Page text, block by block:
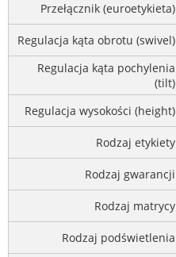
Przełącznik (euroetykieta)
Regulacja kąta obrotu (swivel)
Regulacja kąta pochylenia
(tilt)
Regulacja wysokości (height)
Rodzaj etykiety
Rodzaj gwarancji
Rodzaj matrycy
Rodzaj podświetlenia